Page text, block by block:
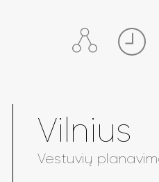
Vilnius
Vestuvių